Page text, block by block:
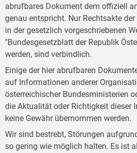
abrufbares Dokument dem offiziell
genau entspricht. Nur Rechtsakte
in der gesetzlich vorgeschriebenen
"Bundesgesetzblatt der Republik
werden, sind verbindlich.
Einige der hier abrufbaren
auf Informationen anderer
österreichischer Bundesministerien
die Aktualität oder Richtigkeit dieser
keine Gewähr übernommen werden.
Wir sind bestrebt, Störungen
so gering wie möglich halten. Es ist